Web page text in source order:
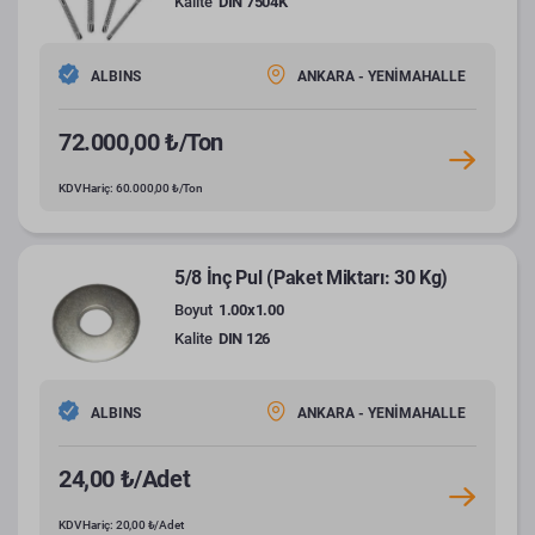
ALBINS ANKARA - YENİMAHALLE
72.000,00 ₺/Ton
KDV Hariç: 60.000,00 ₺/Ton
5/8 İnç Pul (Paket Miktarı: 30 Kg)
Boyut 1.00x1.00
Kalite DIN 126
ALBINS ANKARA - YENİMAHALLE
24,00 ₺/Adet
KDV Hariç: 20,00 ₺/Adet